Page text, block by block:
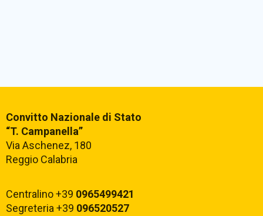
Convitto Nazionale di Stato
“T. Campanella”
Via Aschenez, 180
Reggio Calabria
Centralino +39 0965499421
Segreteria +39 096520527